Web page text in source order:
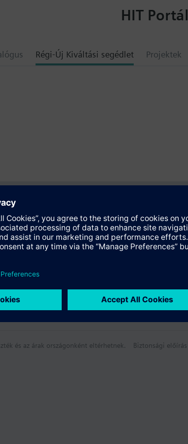
Régi-Új Kiváltási segédlet Projektek
HIT Portál
és az árak országonként eltérhetnek. Biztonsági előírás